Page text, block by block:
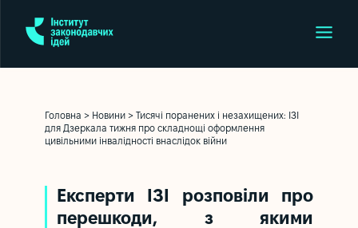
Головна > Новини >
Тисячі поранених і незахищених: ІЗІ
для Дзеркала тижня про складнощі оформлення
цивільними інвалідності внаслідок війни
Експерти ІЗІ розповіли про
перешкоди, з якими